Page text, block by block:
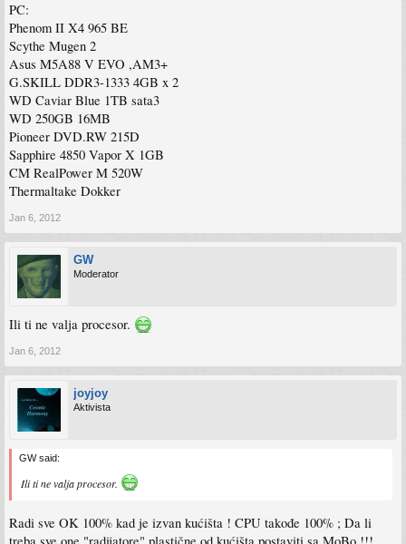
PC:
Phenom II X4 965 BE
Scythe Mugen 2
Asus M5A88 V EVO ,AM3+
G.SKILL DDR3-1333 4GB x 2
WD Caviar Blue 1TB sata3
WD 250GB 16MB
Pioneer DVD.RW 215D
Sapphire 4850 Vapor X 1GB
CM RealPower M 520W
Thermaltake Dokker
Jan 6, 2012
GW
Moderator
Ili ti ne valja procesor.
Jan 6, 2012
joyjoy
Aktivista
GW said:
Ili ti ne valja procesor.
Radi sve OK 100% kad je izvan kućišta ! CPU takođe 100% ; Da li
treba sve one "radijatore" plastične od kućišta postaviti sa MoBo !!!